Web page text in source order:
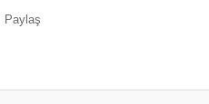
Paylaş